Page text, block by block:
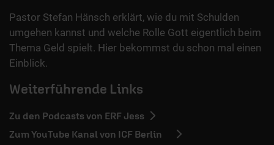
Pastor Stefan Hänsch erklärt, wie du mit Schulden
umgehen kannst und welche Rolle Gott eigentlich beim
Thema Geld spielt. Hier bekommst du schon mal einen
Einblick.
Weiterführende Links
Zu den Podcasts von ERF Jess
Zum YouTube Kanal von ICF Berlin